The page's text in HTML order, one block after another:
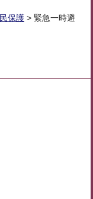
保護 > 緊急一時避